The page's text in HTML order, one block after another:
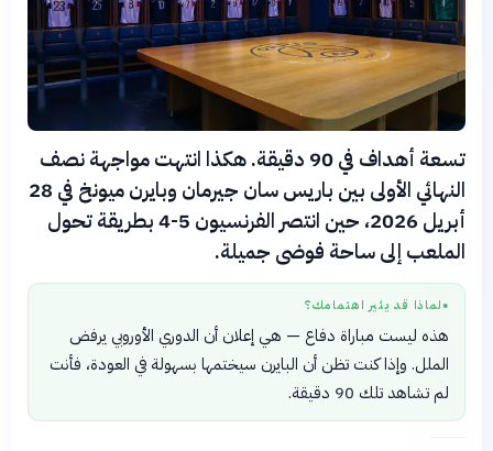
تسعة أهداف في 90 دقيقة. هكذا انتهت مواجهة نصف
النهائي الأولى بين باريس سان جيرمان وبايرن ميونخ في 28
أبريل 2026، حين انتصر الفرنسيون 5-4 بطريقة تحول
الملعب إلى ساحة فوضى جميلة.
● لماذا قد يثير اهتمامك؟
هذه ليست مباراة دفاع — هي إعلان أن الدوري الأوروبي يرفض
الملل. وإذا كنت تظن أن البايرن سيختمها بسهولة في العودة، فأنت
لم تشاهد تلك 90 دقيقة.